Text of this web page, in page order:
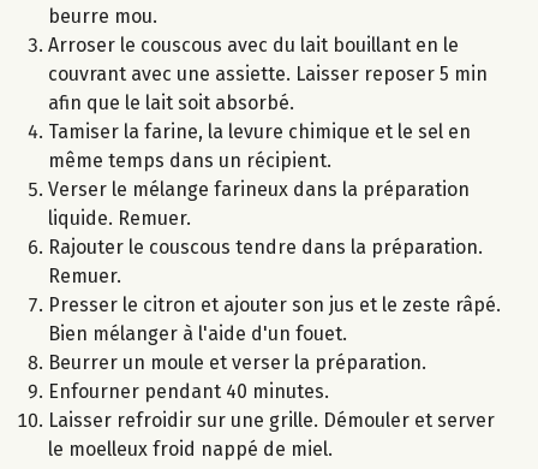
beurre mou.
Arroser le couscous avec du lait bouillant en le
couvrant avec une assiette. Laisser reposer 5 min
afin que le lait soit absorbé.
Tamiser la farine, la levure chimique et le sel en
même temps dans un récipient.
Verser le mélange farineux dans la préparation
liquide. Remuer.
Rajouter le couscous tendre dans la préparation.
Remuer.
Presser le citron et ajouter son jus et le zeste râpé.
Bien mélanger à l'aide d'un fouet.
Beurrer un moule et verser la préparation.
Enfourner pendant 40 minutes.
Laisser refroidir sur une grille. Démouler et server
le moelleux froid nappé de miel.